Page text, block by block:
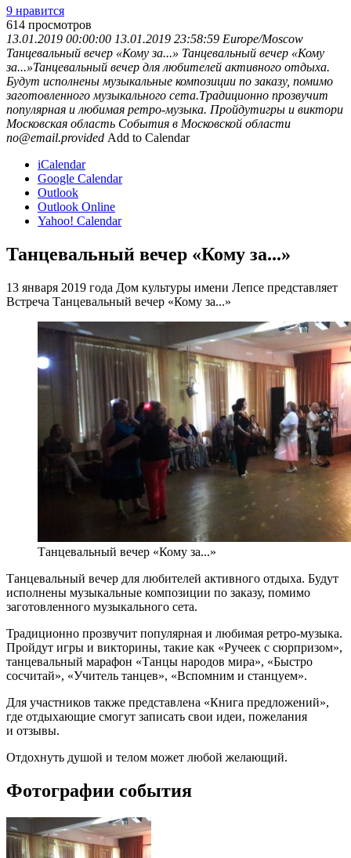
9 нравится
614 просмотров
13.01.2019 00:00:00 13.01.2019 23:58:59 Europe/Moscow
Танцевальный вечер «Кому за...» Танцевальный вечер «Кому
за...»Танцевальный вечер для любителей активного отдыха.
Будут исполнены музыкальные композиции по заказу, помимо
заготовленного музыкального сета.Традиционно прозвучит
популярная и любимая ретро-музыка. Пройдутигры и виктори
Московская область События в Московской области
no@email.provided Add to Calendar
iCalendar
Google Calendar
Outlook
Outlook Online
Yahoo! Calendar
Танцевальный вечер «Кому за...»
13 января 2019 года Дом культуры имени Лепсе представляет
Встреча Танцевальный вечер «Кому за...»
Танцевальный вечер «Кому за...»
Танцевальный вечер для любителей активного отдыха. Будут
исполнены музыкальные композиции по заказу, помимо
заготовленного музыкального сета.
Традиционно прозвучит популярная и любимая ретро-музыка.
Пройдут игры и викторины, такие как «Ручеек с сюрпризом»,
танцевальный марафон «Танцы народов мира», «Быстро
сосчитай», «Учитель танцев», «Вспомним и станцуем».
Для участников также представлена «Книга предложений»,
где отдыхающие смогут записать свои идеи, пожелания
и отзывы.
Отдохнуть душой и телом может любой желающий.
Фотографии события